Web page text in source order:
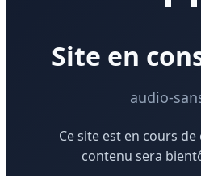
Site en
audio-
Ce site est en cours
contenu sera